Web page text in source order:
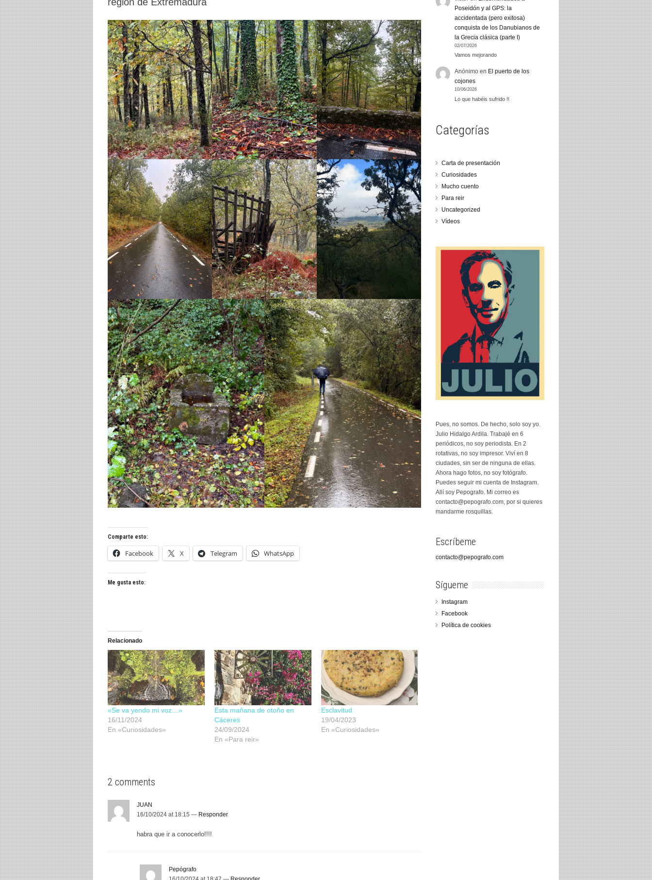
Comparte esto:
Facebook X Telegram WhatsApp
Me gusta esto:
Relacionado
«Se va yendo mi voz…»
16/11/2024
En «Curiosidades»
Esta mañana de otoño en
Cáceres
24/09/2024
En «Para reir»
Esclavitud
19/04/2023
En «Curiosidades»
2 comments
JUAN
16/10/2024 at 18:15 — Responder
habra que ir a conocerlo!!!!
Pepógrafo
Poseidón y al GPS: la
accidentada (pero exitosa)
conquista de los Danubianos de
la Grecia clásica (parte I)
02/07/2026
Vamos mejorando
Anónimo en El puerto de los
cojones
10/06/2026
Lo que habéis sufrido !!
Categorías
Carta de presentación
Curiosidades
Mucho cuento
Para reir
Uncategorized
Vídeos
Pues, no somos. De hecho, solo soy yo.
Julio Hidalgo Ardila. Trabajé en 6
periódicos, no soy periodista. En 2
rotativas, no soy impresor. Viví en 8
ciudades, sin ser de ninguna de ellas.
Ahora hago fotos, no soy fotógrafo.
Puedes seguir mi cuenta de Instagram.
Allí soy Pepografo. Mi correo es
contacto@pepografo.com, por si quieres
mandarme rosquillas.
Escríbeme
contacto@pepografo.com
Sígueme
Instagram
Facebook
Política de cookies